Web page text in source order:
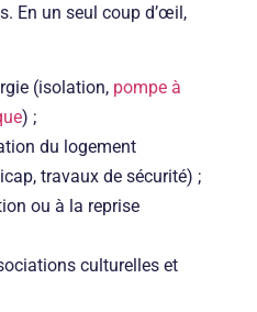
En un seul coup d’œil,
(isolation, pompe à
) ;
du logement
travaux de sécurité) ;
ou à la reprise
culturelles et